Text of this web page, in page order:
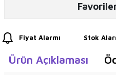
Fiyat Alarmı Stok
Ürün Açıklaması